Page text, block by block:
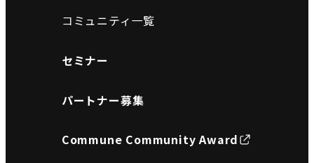
コミュニティ一覧
セミナー
パートナー募集
Commune Community Award